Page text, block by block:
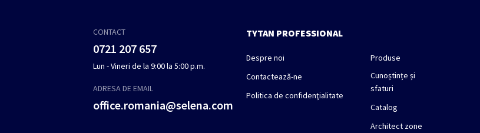
CONTACT
0721 207 657
Lun - Vineri de la 9:00 la 5:00 p.m.
ADRESA DE EMAIL
office.romania@selena.com
TYTAN PROFESSIONAL
Despre noi
Contactează-ne
Politica de confidenţialitate
Produse
Cunoștințe și
sfaturi
Catalog
Architect zone